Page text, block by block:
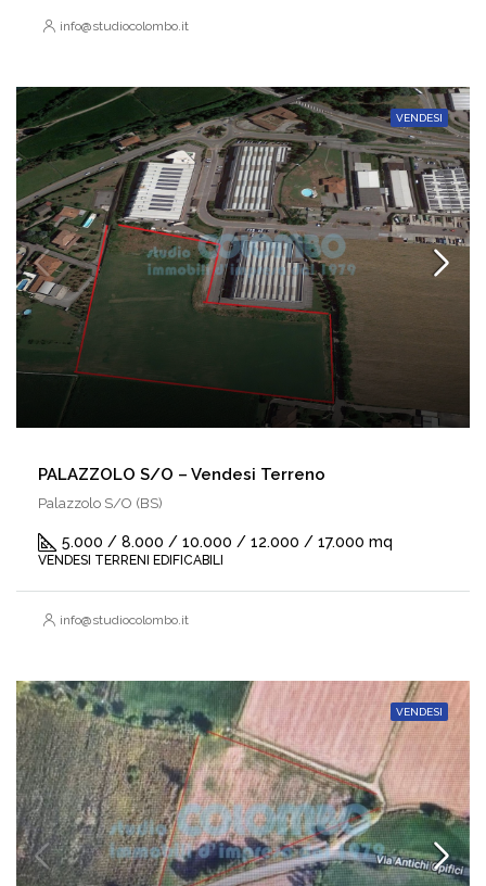
info@studiocolombo.it
VENDESI
PALAZZOLO S/O – Vendesi Terreno
Palazzolo S/O (BS)
5.000 / 8.000 / 10.000 / 12.000 / 17.000 mq
VENDESI TERRENI EDIFICABILI
info@studiocolombo.it
VENDESI